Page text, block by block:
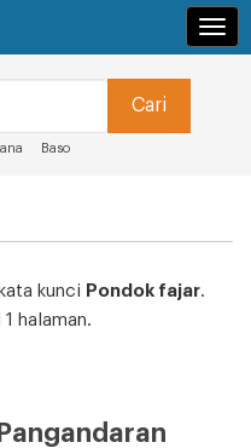
Baso
kunci Pondok fajar.
halaman.